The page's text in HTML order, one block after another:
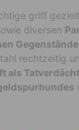
griff
diversen
Gegenstände
rechtzeitig
als